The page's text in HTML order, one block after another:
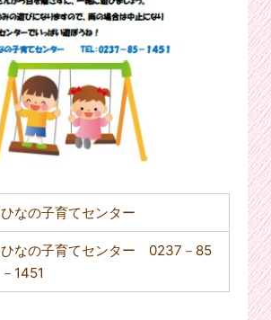
ひなの子育てセンター
ひなの子育てセンター 0237－85
－1451